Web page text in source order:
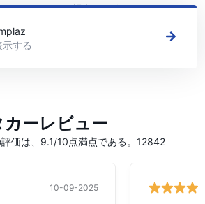
なレンタカーの場所をご覧ください
する
カーレビュー
価は、9.1/10点満点である。12842
10-09-2025